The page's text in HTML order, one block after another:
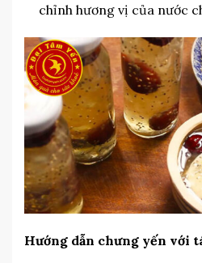
chỉnh hương vị của nước
Hướng dẫn chưng yến với